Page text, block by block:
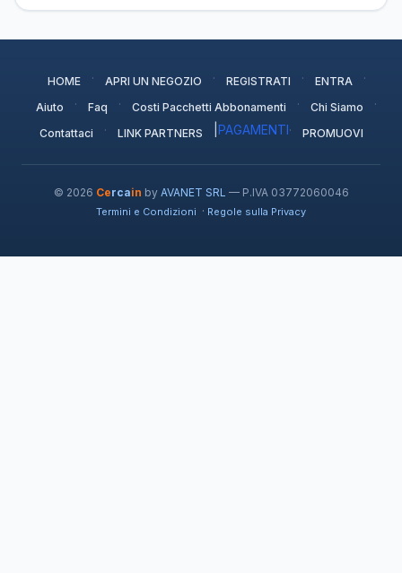
HOME · APRI UN NEGOZIO · REGISTRATI · ENTRA ·
Aiuto · Faq · Costi Pacchetti Abbonamenti · Chi Siamo ·
Contattaci · LINK PARTNERS PAGAMENTI· PROMUOVI
© 2026 Cercain by AVANET SRL — P.IVA 03772060046
Termini e Condizioni · Regole sulla Privacy